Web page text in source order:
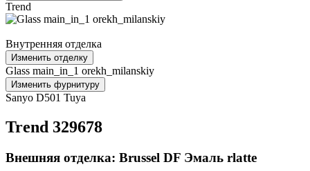
Trend
Внутренняя отделка
Изменить отделку
Glass main_in_1 orekh_milanskiy
Изменить фурнитуру
Sanyo D501 Tuya
Trend 329678
Внешняя отделка: Brussel DF Эмаль rlatte